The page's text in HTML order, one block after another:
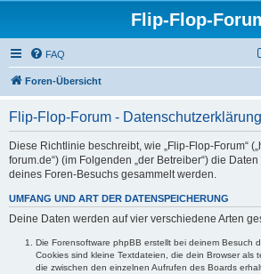
Flip-Flop-
FAQ
Foren-Übersicht
Flip-Flop-Forum - Datenschutzerklärung
Diese Richtlinie beschreibt, wie „Flip-Flop-Forum“
forum.de“) (im Folgenden „der Betreiber“) die
deines Foren-Besuchs gesammelt werden.
UMFANG UND ART DER DATENSPEICHERUNG
Deine Daten werden auf vier verschiedene Arten
Die Forensoftware phpBB erstellt bei deinem Besuch
Cookies sind kleine Textdateien, die dein Browser als
die zwischen den einzelnen Aufrufen des Boards